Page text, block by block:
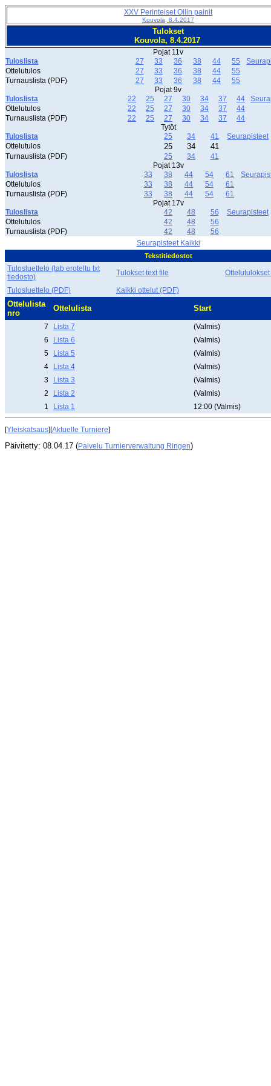
XXV Perinteiset Ollin painit
Kouvola, 8.4.2017
Tulokset
Kouvola, 8.4.2017
Pojat 11v
Tuloslista
27 33 36 38 44 55
Ottelutulos
27 33 36 38 44
55
Turnauslista (PDF)
27 33 36 38 44
55
Pojat 9v
Tuloslista
22 25 27 30 34 37 44
Ottelutulos
22 25 27 30 34 37
44
Turnauslista (PDF)
22 25 27 30 34 37
44
Tytöt
Tuloslista
25 34 41
Seurapisteet
Ottelutulos
25 34 41
Turnauslista (PDF) 25 34
41
Pojat 13v
Tuloslista
33 38 44 54 61
Ottelutulos
33 38 44 54
61
Turnauslista (PDF)
33 38 44 54
61
Pojat 17v
Tuloslista
42 48 56
Seurapisteet
Ottelutulos
42 48
56
Turnauslista (PDF)
42 48
56
Seurapisteet Kaikki
Tekstitiedostot
Tulosluettelo (tab eroteltu txt
tiedosto)
Tulokset text file
Tulosluettelo (PDF) Kaikki ottelut (PDF)
Ottelulista
nro
Ottelulista Start
7 Lista 7
(Valmis)
6
Lista 6
(Valmis)
5
Lista 5
(Valmis)
4
Lista 4
(Valmis)
3
Lista 3
(Valmis)
2
Lista 2
(Valmis)
1
Lista 1 12:00 (Valmis)
[Yleiskatsaus][Aktuelle Turniere]
Päivitetty: 08.04.17 (Palvelu Turnierverwaltung Ringen)